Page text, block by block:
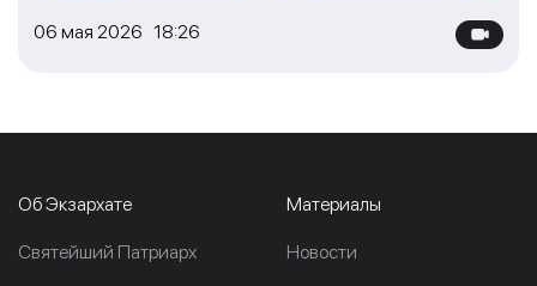
06 мая 2026 18:26
Об Экзархате
Cвятейший Патриарх
Материалы
Новости